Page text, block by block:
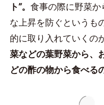
ト”。 食事の際に野菜
な上昇を防ぐというも
的に取り入れていくの
菜などの葉野菜から、
どの酢の物から食べる